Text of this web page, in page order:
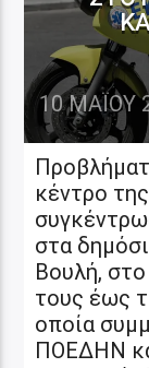
10 ΜΑΪ́ΟΥ
κέντρο
στα
Βουλή,
τους έως
οποία
ΠΟΕΔΗΝ